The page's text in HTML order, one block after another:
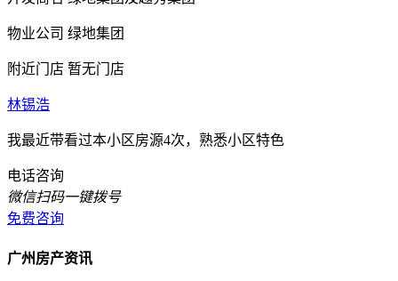
物业公司 绿地集团
附近门店 暂无门店
林锡浩
我最近带看过本小区房源4次，熟悉小区特色
电话咨询
微信扫码一键拨号
免费咨询
广州房产资讯